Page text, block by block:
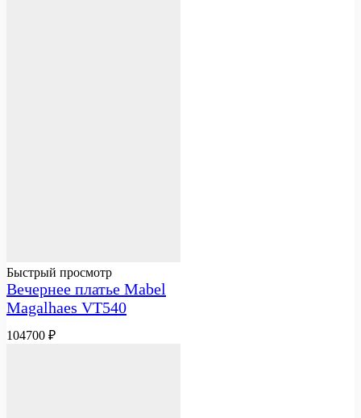
Быстрый просмотр
Вечернее платье Mabel
Magalhaes VT540
104700 ₽